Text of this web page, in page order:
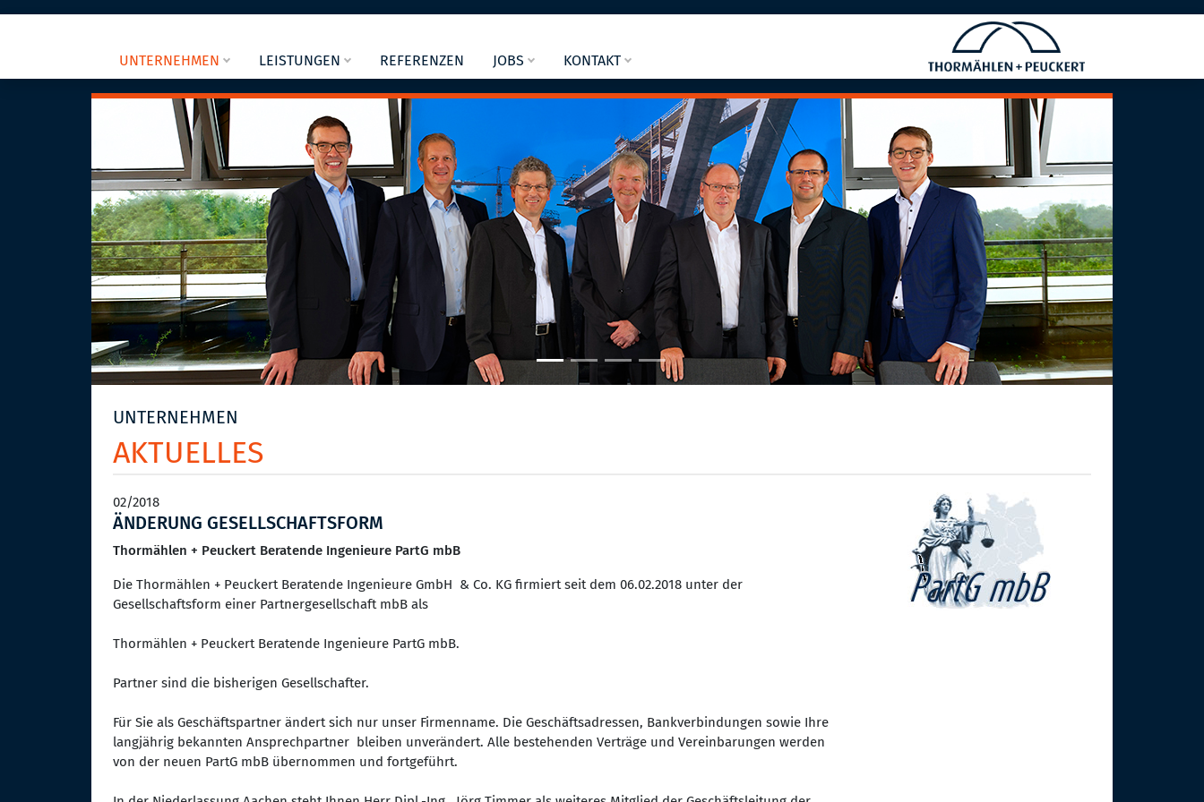
UNTERNEHMEN LEISTUNGEN REFERENZEN JOBS KONTAKT
UNTERNEHMEN
AKTUELLES
02/2018
ÄNDERUNG GESELLSCHAFTSFORM
Thormählen + Peuckert Beratende Ingenieure PartG mbB
Die Thormählen + Peuckert Beratende Ingenieure GmbH & Co. KG firmiert seit dem 06.02.2018 unter der
Gesellschaftsform einer Partnergesellschaft mbB als
Thormählen + Peuckert Beratende Ingenieure PartG mbB.
Partner sind die bisherigen Gesellschafter.
Für Sie als Geschäftspartner ändert sich nur unser Firmenname. Die Geschäftsadressen, Bankverbindungen sowie Ihre
langjährig bekannten Ansprechpartner bleiben unverändert. Alle bestehenden Verträge und Vereinbarungen werden
von der neuen PartG mbB übernommen und fortgeführt.